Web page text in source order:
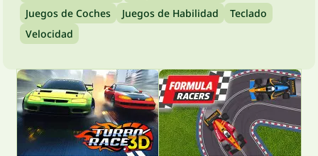
Juegos de Coches
Juegos de Habilidad
Teclado
Velocidad